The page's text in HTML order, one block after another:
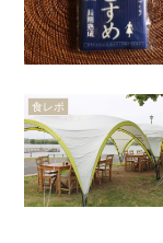
食レポ